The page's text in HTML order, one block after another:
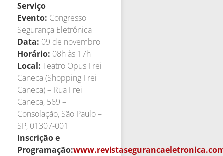
Serviço
Evento: Congresso
Segurança Eletrônica
Data: 09 de novembro
Horário: 08h às 17h
Local: Teatro Opus Frei
Caneca (Shopping Frei
Caneca) – Rua Frei
Caneca, 569 –
Consolação, São Paulo –
SP, 01307-001
Inscrição e
Programação: